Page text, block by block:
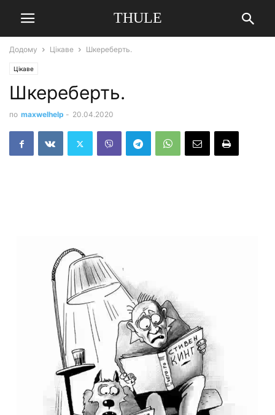
THULE
Додому Цікаве Шкереберть.
Цікаве
Шкереберть.
по maxwelhelp - 20.04.2020